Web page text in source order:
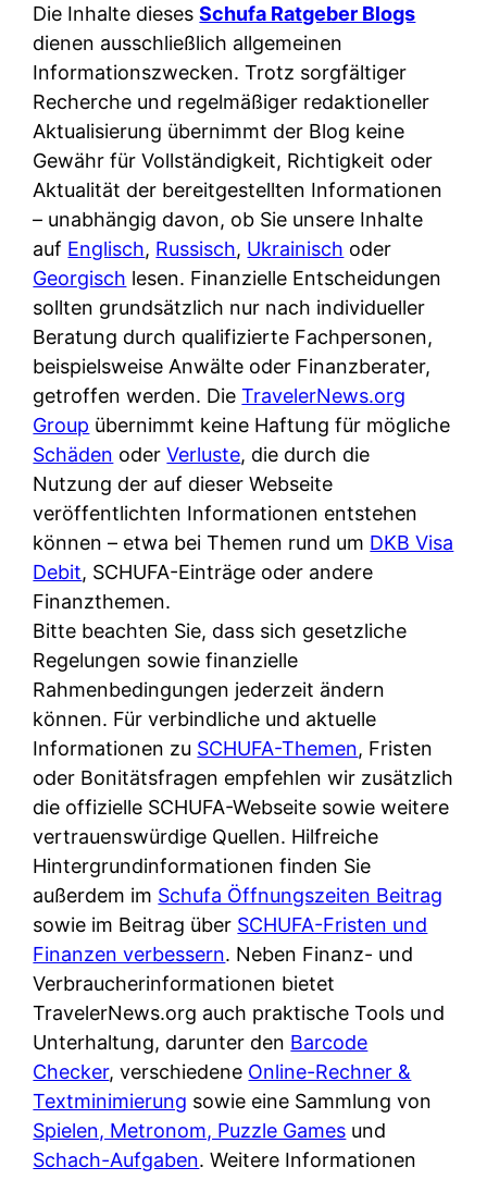
e
D
a
t
e
n
w
i
r
k
l
i
c
h
?
n
d
e
r
n
u
n
k
t
i
o
n
i
e
r
e
n
r
u
s
s
i
s
h
e
B
a
n
k
k
a
r
t
e
n
M
I
R
e
r
A
p
p
&
O
n
l
i
n
e
:
W
a
s
i
s
t
w
i
r
k
l
i
c
h
k
o
s
t
e
n
l
o
s
u
n
d
w
b
H
-
M
y
t
h
o
s
:
W
e
n
n
d
e
r
S
c
h
u
t
z
d
e
r
F
i
r
m
a
a
m
p
r
i
v
a
t
e
Die Inhalte diesesSchufa Ratgeber Blogs
dienen ausschließlich allgemeinen
Informationszwecken. Trotz sorgfältiger
Recherche und regelmäßiger redaktioneller
Aktualisierung übernimmt der Blog keine
Gewähr für Vollständigkeit, Richtigkeit oder
Aktualität der bereitgestellten Informationen
– unabhängig davon, ob Sie unsere Inhalte
auf Englisch, Russisch, Ukrainisch oder
Georgisch lesen. Finanzielle Entscheidungen
sollten grundsätzlich nur nach individueller
Beratung durch qualifizierte Fachpersonen,
beispielsweise Anwälte oder Finanzberater,
getroffen werden. DieTravelerNews.org
Group übernimmt keine Haftung für mögliche
Schäden oderVerluste, die durch die
Nutzung der auf dieser Webseite
veröffentlichten Informationen entstehen
können – etwa bei Themen rund um DKB Visa
Debit, SCHUFA-Einträge oder andere
Finanzthemen.
Bitte beachten Sie, dass sich gesetzliche
Regelungen sowie finanzielle
Rahmenbedingungen jederzeit ändern
können. Für verbindliche und aktuelle
Informationen zu SCHUFA-Themen, Fristen
oder Bonitätsfragen empfehlen wir zusätzlich
die offizielle SCHUFA-Webseite sowie weitere
vertrauenswürdige Quellen. Hilfreiche
Hintergrundinformationen finden Sie
außerdem im Schufa Öffnungszeiten Beitrag
sowie im Beitrag über SCHUFA-Fristen und
Finanzen verbessern. Neben Finanz- und
Verbraucherinformationen bietet
TravelerNews.org auch praktische Tools und
Unterhaltung, darunter den Barcode
Checker, verschiedene Online-Rechner &
Textminimierung sowie eine Sammlung von
Spielen, Metronom, Puzzle Games und
Schach-Aufgaben. Weitere Informationen